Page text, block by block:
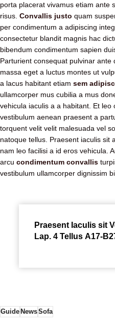
porta placerat vivamus etiam ante
risus. Convallis justo quam
per condimentum a adipiscing
consectetur blandit magnis hac
bibendum condimentum sapien
Parturient consequat pulvinar
massa eget a luctus montes ut
a lacus habitant etiam sem
ullamcorper mus cubilia a mus
vehicula iaculis a a habitant. Et
vestibulum aenean praesent a
torquent velit velit malesuada vel
natoque tellus. Praesent iaculis sit
nam leo facilisi a id eros vehicula.
arcu condimentum convallis
vestibulum ullamcorper dignissim
Praesent Iaculis sit
Lap. 4 Tellus A17-
GuideNewsSofa